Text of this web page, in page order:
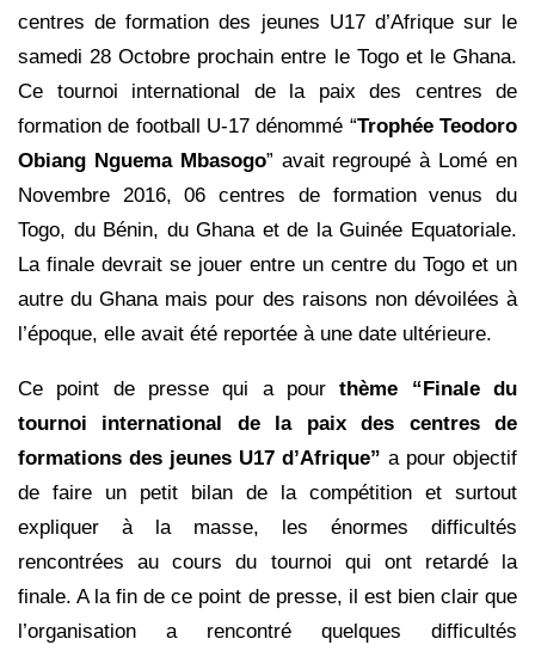
centres de formation des jeunes U17 d’Afrique sur le
samedi 28 Octobre prochain entre le Togo et le Ghana.
Ce tournoi international de la paix des centres de
formation de football U-17 dénommé “Trophée Teodoro
Obiang Nguema Mbasogo” avait regroupé à Lomé en
Novembre 2016, 06 centres de formation venus du
Togo, du Bénin, du Ghana et de la Guinée Equatoriale.
La finale devrait se jouer entre un centre du Togo et un
autre du Ghana mais pour des raisons non dévoilées à
l’époque, elle avait été reportée à une date ultérieure.
Ce point de presse qui a pourthème “Finale du
tournoi international de la paix des centres de
formations des jeunes U17 d’Afrique” a pour objectif
de faire un petit bilan de la compétition et surtout
expliquer à la masse, les énormes difficultés
rencontrées au cours du tournoi qui ont retardé la
finale. A la fin de ce point de presse, il est bien clair que
l’organisation a rencontré quelques difficultés